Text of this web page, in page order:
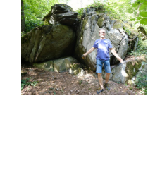
Interview mit
Khoa –
Leidenschaft
fürs Bouldern